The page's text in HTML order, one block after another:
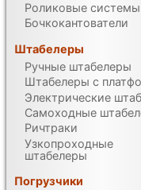
Роликовые системы
Бочкокантователи
Штабелеры
Ручные штабелеры
Штабелеры с
Электрические
Самоходные
Ричтраки
Узкопроходные
штабелеры
Погрузчики